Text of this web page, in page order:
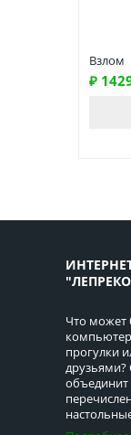
Взлом
₽
Что может
прогулки
друзьями?
объединит